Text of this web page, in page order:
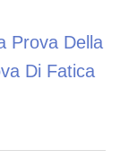
Prova Della
Di Fatica